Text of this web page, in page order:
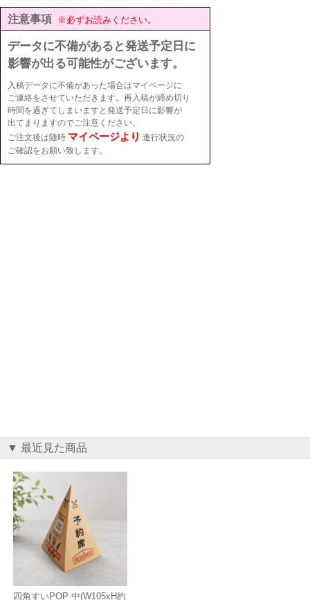
注意事項 ※必ずお読みください。
データに不備があると発送予定日に
影響が出る可能性がございます。
入稿データに不備があった場合はマイページに
ご連絡をさせていただきます。再入稿が締め切り
時間を過ぎてしまいますと発送予定日に影響が
出てまりますのでご注意ください。
ご注文後は随時 マイページより 進行状況の
ご確認をお願い致します。
▼ 最近見た商品
四角すいPOP 中(W105xH約